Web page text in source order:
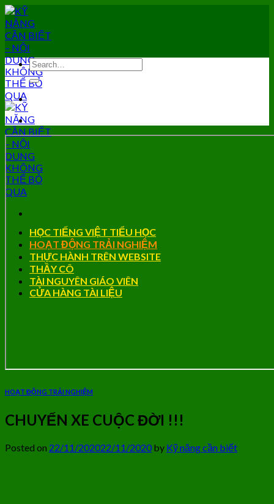
Skip
to
content
HỌC TIẾNG VIỆT TIỂU HỌC
HOẠT ĐỘNG TRẢI NGHIỆM
THỰC HÀNH TRÊN WEBSITE
THẦY CÔ
TÀI NGUYÊN GIÁO VIÊN
CỬA HÀNG TÀI LIỆU
HOẠT ĐỘNG TRẢI NGHIỆM
CHUYẾN XE CUỘC ĐỜI !!!
Posted on 22/11/202022/11/2020by Kỹ năng cần biết